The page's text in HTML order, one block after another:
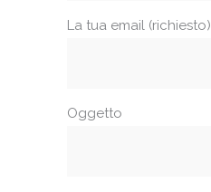
La tua email (richiesto)
Oggetto